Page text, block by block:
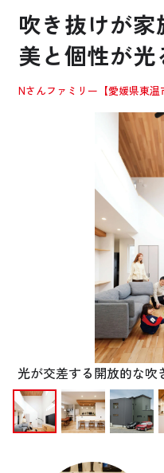
ホーム
家づくり学校とは
お悩み・相談事例
よくある質問
ご利用者の声・実
お役立ち情報
公式
プライバシーポリシー
吹き抜けが
美と個性が光
Nさんファミリー 【愛媛県東温
光が交差する開放的な吹